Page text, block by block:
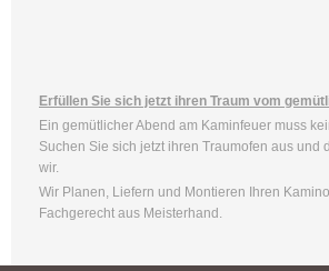
Erfüllen Sie sich jetzt ihren Traum vom
Ein gemütlicher Abend am Kaminfeuer muss
Suchen Sie sich jetzt ihren Traumofen aus und
wir.
Wir Planen, Liefern und Montieren Ihren
Fachgerecht aus Meisterhand.